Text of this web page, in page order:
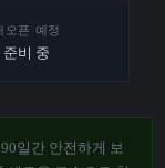
오픈 예정
준비 중
일간 안전하게 보